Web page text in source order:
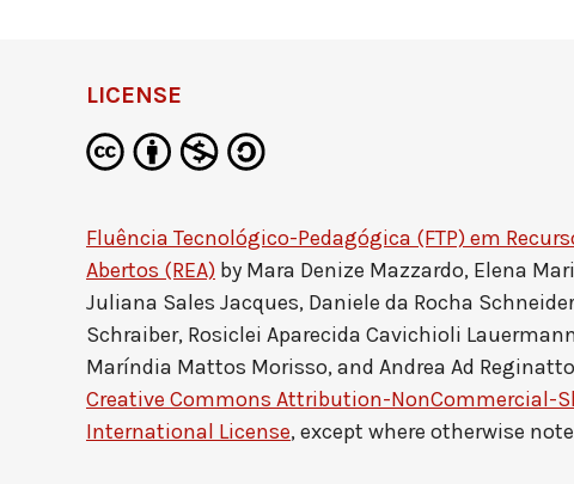
LICENSE
Fluência Tecnológico-Pedagógica (FTP) em
Abertos (REA) by Mara Denize Mazzardo, Elena
Juliana Sales Jacques, Daniele da Rocha
Schraiber, Rosiclei Aparecida Cavichioli
Maríndia Mattos Morisso, and Andrea Ad Reginatto
Creative Commons Attribution-NonCommercial-
International License, except where otherwise